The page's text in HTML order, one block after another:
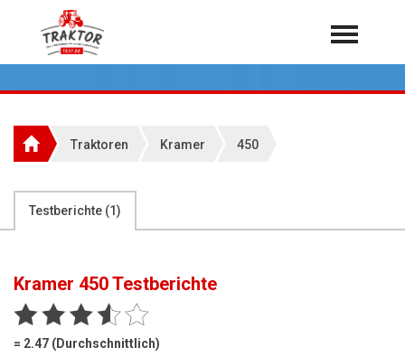
Home
Rundballenpressen
Teleskoplader
Über 7.000 Testberichte
Traktoren Kramer 450
Testberichte (1)
Kramer 450Testberichte
= 2.47 (Durchschnittlich)